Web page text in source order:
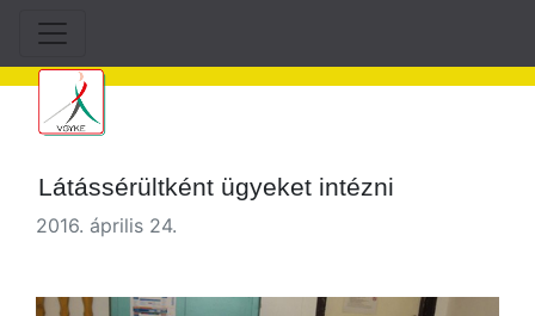
Látássérültként ügyeket intézni
2016. április 24.